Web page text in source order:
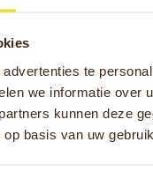
te
we informatie
kunnen deze
basis van uw
specifieke
en
ondersteuning.
ook je keuze.
aan te raden om